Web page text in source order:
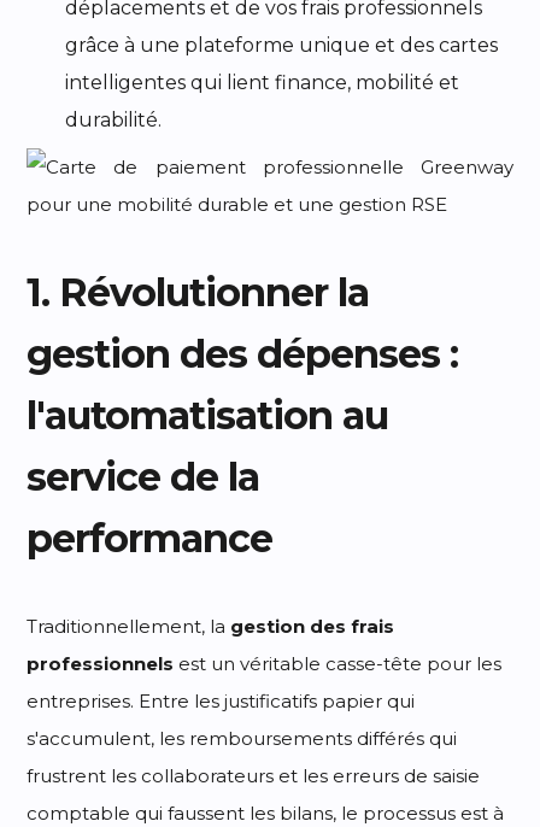
déplacements et de vos frais professionnels
grâce à une plateforme unique et des cartes
intelligentes qui lient finance, mobilité et
durabilité.
1. Révolutionner la
gestion des dépenses :
l'automatisation au
service de la
performance
Traditionnellement, la gestion des frais
professionnels est un véritable casse-tête pour les
entreprises. Entre les justificatifs papier qui
s'accumulent, les remboursements différés qui
frustrent les collaborateurs et les erreurs de saisie
comptable qui faussent les bilans, le processus est à